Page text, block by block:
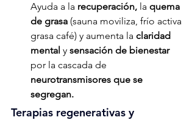
Ayuda a la recuperación, la quema
de grasa (sauna moviliza, frío activa
grasa café) y aumenta la claridad
mental y sensación de bienestar
por la cascada de
neurotransmisores que se
segregan.
Terapias regenerativas y